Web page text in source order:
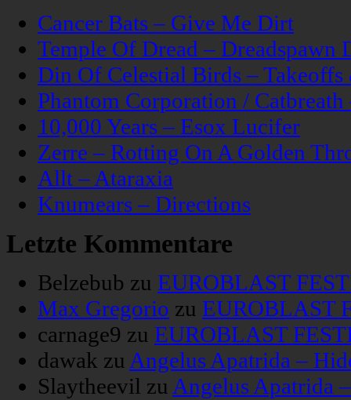
Cancer Bats – Give Me Dirt
Temple Of Dread – Dreadspawn
Din Of Celestial Birds –
Phantom Corporation /
10,000 Years – Esox Lucifer
Zerre – Rotting On A Golden
Allt – Ataraxia
Knumears – Directions
Letzte Kommentare
Belzebub zu EUROBLAST
Max Gregorio zu EUROBLAST
carnage9 zu EUROBLAST
dawak zuAngelus Apatrida –
Slaytheevil zuAngelus Apatrida